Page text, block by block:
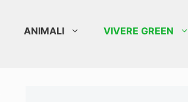
ANIMALI VIVERE GREEN